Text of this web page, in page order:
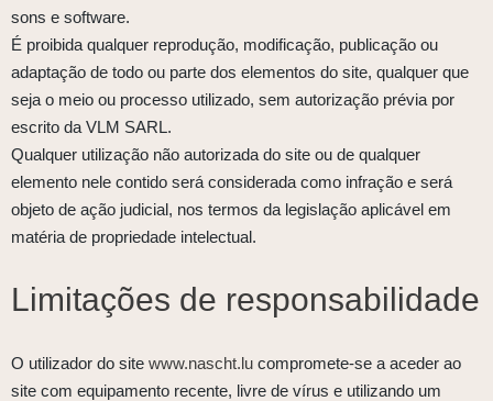
sons e software.
É proibida qualquer reprodução, modificação, publicação ou
adaptação de todo ou parte dos elementos do site, qualquer que
seja o meio ou processo utilizado, sem autorização prévia por
escrito da VLM SARL.
Qualquer utilização não autorizada do site ou de qualquer
elemento nele contido será considerada como infração e será
objeto de ação judicial, nos termos da legislação aplicável em
matéria de propriedade intelectual.
Limitações de responsabilidade
O utilizador do site www.nascht.lu compromete-se a aceder ao
site com equipamento recente, livre de vírus e utilizando um